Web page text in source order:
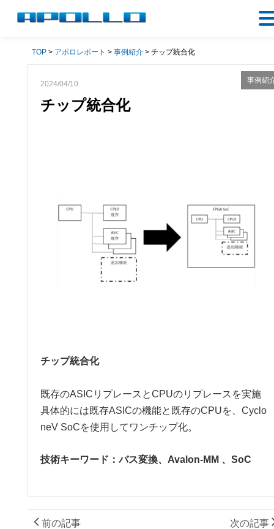
TOP > アポロレポート > 事例紹介 > チップ統合化
事例紹
2024/04/10
チップ統合化
チップ統合化
既存のASICリプレースとCPUのリプレースを実施
具体的には既存ASICの機能と既存のCPUを、Cyclo
neV SoCを使用してワンチップ化。
技術キーワード：バス変換、Avalon-MM 、SoC
前の記事 次の記事